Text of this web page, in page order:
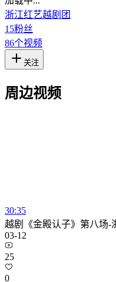
浙江红艺越剧团
15粉丝
86个视频
关注
周边视频
30:35
越剧《金殿认子》第八场-
03-12
25
0